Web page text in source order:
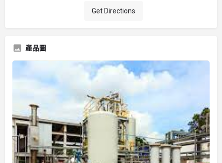
Get Directions
產品圖